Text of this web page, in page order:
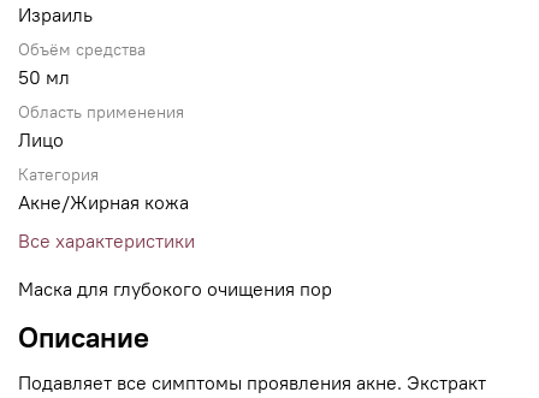
Израиль
Объём средства
50 мл
Область применения
Лицо
Категория
Акне/Жирная кожа
Все характеристики
Маска для глубокого очищения пор
Описание
Подавляет все симптомы проявления акне. Экстракт